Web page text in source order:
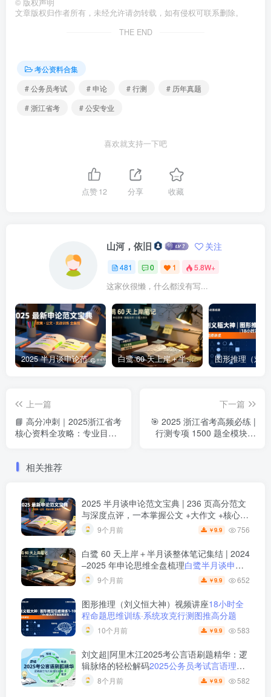
© 版权声明
文章版权归作者所有，未经允许请勿转载，如有侵权可联系删除。
THE END
考公资料合集
# 公务员考试
# 申论 # 行测
# 历年真题
# 浙江省考
# 公安专业
喜欢就支持一下吧
点赞12 分享 收藏
山河，依旧 关注
481 0 1 5.8W+
这家伙很懒，什么都没有写...
2025 半月谈申论范文宝典 | 236 页高分范文与深度点评，一本掌握公文 +大作文 +核心主题2025 半月谈申论范文宝典：236 页范文 + 实战训练 +高分模板 白鹭 60 天上岸＋半月谈整体笔记集结 | 2024–2025 年申论思维全盘梳理白鹭半月谈申论笔记全集：60天上岸＋大作文＋小题＋解题总结
上一篇
📘 高分冲刺｜2025浙江省考
核心资料全攻略：专业目录
下一篇
🎯 2025 浙江省考高频必练 |
行测专项 1500 题全模块深
相关推荐
2025 半月谈申论范文宝典 | 236 页高分范文
与深度点评，一本掌握公文 +大作文 +核心主
题 2025 半月谈申论范文宝典：236 页范文 +
实战训练 +高分模板
9个月前 ￥9.9 756
白鹭 60 天上岸＋半月谈整体笔记集结 | 2024
–2025 年申论思维全盘梳理白鹭半月谈申论
笔记全集：60天上岸＋大作文＋小题＋解题
9个月前 ￥9.9 652
图形推理（刘义恒大神）视频讲座18小时全
程命题思维训练·系统攻克行测图推高分题
10个月前 ￥9.9 583
刘文超|阿里木江2025考公言语刷题精华：逻
辑脉络的轻松解码2025公务员考试言语理解
刷题视频课程
8个月前 ￥9.9 582